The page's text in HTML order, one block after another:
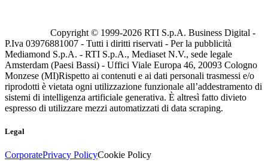
Copyright © 1999-2026 RTI S.p.A. Business Digital -
P.Iva 03976881007 - Tutti i diritti riservati - Per la pubblicità
Mediamond S.p.A. - RTI S.p.A., Mediaset N.V., sede legale
Amsterdam (Paesi Bassi) - Uffici Viale Europa 46, 20093 Cologno
Monzese (MI)Rispetto ai contenuti e ai dati personali trasmessi e/o
riprodotti è vietata ogni utilizzazione funzionale all’addestramento di
sistemi di intelligenza artificiale generativa. È altresì fatto divieto
espresso di utilizzare mezzi automatizzati di data scraping.
Legal
CorporatePrivacy PolicyCookie Policy